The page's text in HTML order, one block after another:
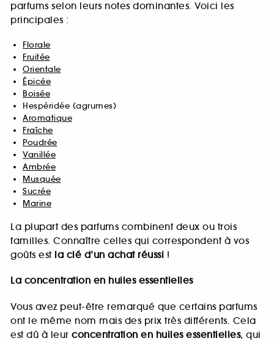
parfums selon leurs notes dominantes. Voici les
principales :
Florale
Fruitée
Orientale
Épicée
Boisée
Hespéridée (agrumes)
Aromatique
Fraîche
Poudrée
Vanillée
Ambrée
Musquée
Sucrée
Marine
La plupart des parfums combinent deux ou trois
familles. Connaître celles qui correspondent à vos
goûts est la clé d’un achat réussi !
La concentration en huiles essentielles
Vous avez peut-être remarqué que certains parfums
ont le même nom mais des prix très différents. Cela
est dû à leur concentration en huiles essentielles, qui